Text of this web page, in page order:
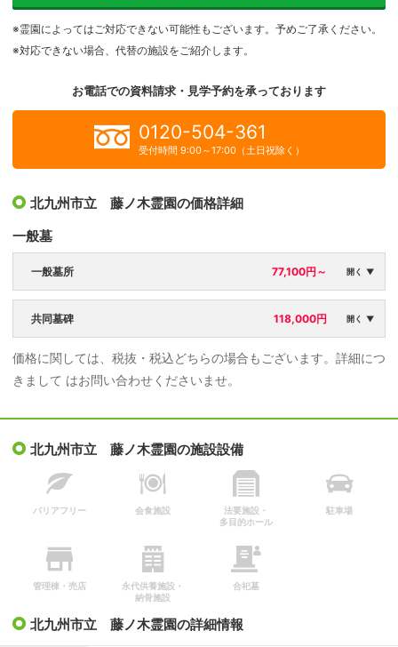
※霊園によってはご対応できない可能性もございます。予めご了承ください。
※対応できない場合、代替の施設をご紹介します。
お電話での資料請求・見学予約を承っております
0120-504-361
受付時間 9:00～17:00（土日祝除く）
北九州市立 藤ノ木霊園の価格詳細
一般墓
一般墓所 77,100円～ 開く ▼
区画面積：
1㎡につき
永代使用料：
77,100円
年間管理料：
なし
共同墓碑 118,000円 開く ▼
区画面積：
1基
永代使用料：
118,000円
年間管理料：
価格に関しては、税抜・税込どちらの場合もございます。詳細につ
きまして はお問い合わせくださいませ。
北九州市立 藤ノ木霊園の施設設備
バリアフリー 会食施設
法要施設・
多目的ホール
駐車場
管理棟・売店
永代供養施設・
納骨施設
合祀墓
北九州市立 藤ノ木霊園の詳細情報